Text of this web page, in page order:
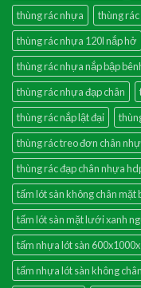
thùng rác nhựa
thùng rác
thùng rác nhựa 120l nắp hở
thùng rác nhựa nắp bập
thùng rác nhựa đạp chân
thùng rác nắp lật đại
thùng rác treo đơn chân
thùng rác đạp chân nhựa
tấm lót sàn không chân
tấm lót sàn mặt lưới xanh
tấm nhựa lót sàn
tấm nhựa lót sàn không